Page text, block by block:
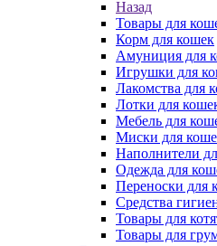
Назад
Товары для
Корм для кошек
Амуниция для
Игрушки для
Лакомства для
Лотки для
Мебель для
Миски для
Наполнители
Одежда для
Переноски для
Средства
Товары для
Товары для